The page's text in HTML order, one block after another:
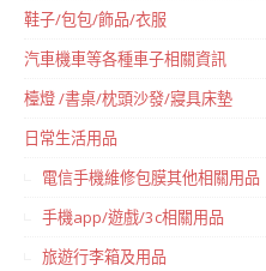
鞋子/包包/飾品/衣服
汽車機車等各種車子相關資訊
檯燈 /書桌/枕頭沙發/寢具床墊
日常生活用品
電信手機維修包膜其他相關用品
手機app/遊戲/3c相關用品
旅遊行李箱及用品